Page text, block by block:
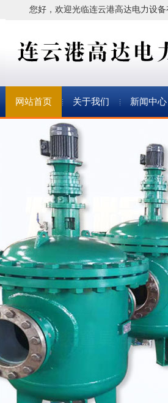
您好，欢迎光临连云港高达电力设
网站首页 关于我们 新闻中心